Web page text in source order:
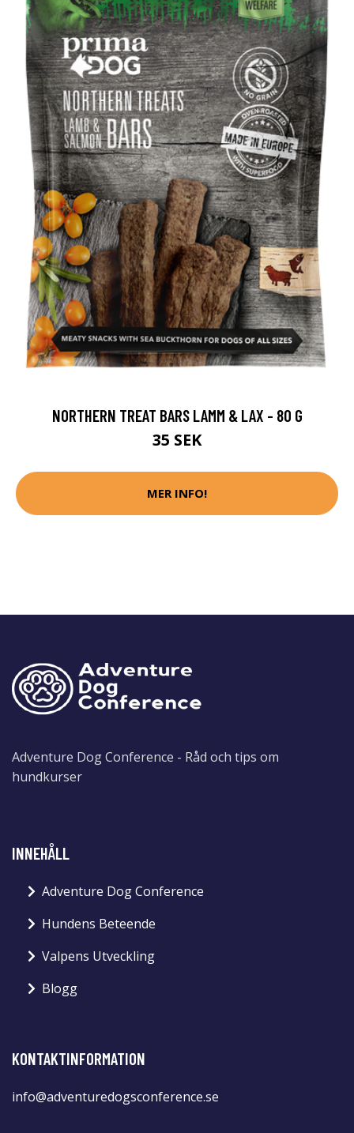
NORTHERN TREAT BARS LAMM & LAX - 80 G
35 SEK
MER INFO!
Adventure Dog Conference - Råd och tips om
hundkurser
INNEHÅLL
Adventure Dog Conference
Hundens Beteende
Valpens Utveckling
Blogg
KONTAKTINFORMATION
info@adventuredogsconference.se